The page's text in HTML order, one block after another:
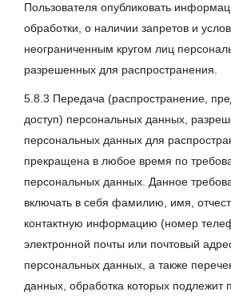
Пользователя опубликовать
обработки, о наличии запретов и
неограниченным кругом лиц
разрешенных для распространения.
5.8.3 Передача (распространение,
доступ) персональных данных,
персональных данных для
прекращена в любое время по
персональных данных. Данное
включать в себя фамилию, имя,
контактную информацию (номер
электронной почты или почтовый
персональных данных, а также
данных, обработка которых подлежит